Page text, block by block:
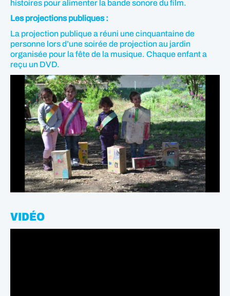
histoires pour alimenter la bande sonore du film.
Les projections publiques :
La projection publique a réuni une cinquantaine de
personne lors d’une soirée de projection au jardin
organisée pour la fête de la musique. Chaque enfant a
reçu un DVD.
VIDÉO